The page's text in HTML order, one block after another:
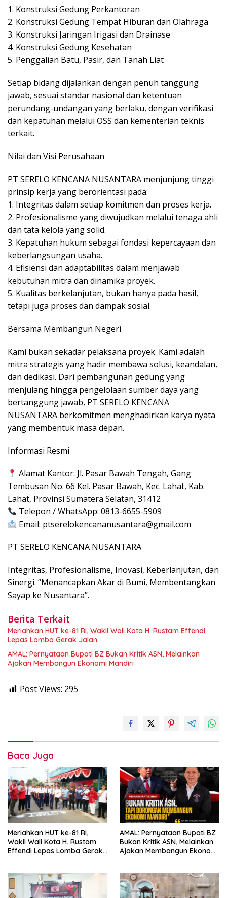
1. Konstruksi Gedung Perkantoran
2. Konstruksi Gedung Tempat Hiburan dan Olahraga
3. Konstruksi Jaringan Irigasi dan Drainase
4. Konstruksi Gedung Kesehatan
5. Penggalian Batu, Pasir, dan Tanah Liat
Setiap bidang dijalankan dengan penuh tanggung
jawab, sesuai standar nasional dan ketentuan
perundang-undangan yang berlaku, dengan verifikasi
dan kepatuhan melalui OSS dan kementerian teknis
terkait.
Nilai dan Visi Perusahaan
PT SERELO KENCANA NUSANTARA menjunjung tinggi
prinsip kerja yang berorientasi pada:
1. Integritas dalam setiap komitmen dan proses kerja.
2. Profesionalisme yang diwujudkan melalui tenaga ahli
dan tata kelola yang solid.
3. Kepatuhan hukum sebagai fondasi kepercayaan dan
keberlangsungan usaha.
4. Efisiensi dan adaptabilitas dalam menjawab
kebutuhan mitra dan dinamika proyek.
5. Kualitas berkelanjutan, bukan hanya pada hasil,
tetapi juga proses dan dampak sosial.
Bersama Membangun Negeri
Kami bukan sekadar pelaksana proyek. Kami adalah
mitra strategis yang hadir membawa solusi, keandalan,
dan dedikasi. Dari pembangunan gedung yang
menjulang hingga pengelolaan sumber daya yang
bertanggung jawab, PT SERELO KENCANA
NUSANTARA berkomitmen menghadirkan karya nyata
yang membentuk masa depan.
Informasi Resmi
Alamat Kantor: Jl. Pasar Bawah Tengah, Gang
Tembusan No. 66 Kel. Pasar Bawah, Kec. Lahat, Kab.
Lahat, Provinsi Sumatera Selatan, 31412
Telepon / WhatsApp: 0813-6655-5909
Email: ptserelokencananusantara@gmail.com
PT SERELO KENCANA NUSANTARA
Integritas, Profesionalisme, Inovasi, Keberlanjutan, dan
Sinergi. “Menancapkan Akar di Bumi, Membentangkan
Sayap ke Nusantara”.
Berita Terkait
Meriahkan HUT ke-81 RI, Wakil Wali Kota H. Rustam Effendi
Lepas Lomba Gerak Jalan
AMAL: Pernyataan Bupati BZ Bukan Kritik ASN, Melainkan
Ajakan Membangun Ekonomi Mandiri
Post Views: 295
Baca Juga
Meriahkan HUT ke-81 RI,
Wakil Wali Kota H. Rustam
Effendi Lepas Lomba Gerak
AMAL: Pernyataan Bupati BZ
Bukan Kritik ASN, Melainkan
Ajakan Membangun Ekonomi